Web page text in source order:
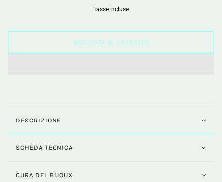
Tasse incluse
AGGIUNGI AL CARRELLO
DESCRIZIONE
SCHEDA TECNICA
CURA DEL BIJOUX